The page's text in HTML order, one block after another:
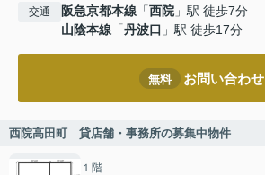
交通 阪急京都本線 「西院 」駅 徒歩7分
山陰本線 「丹波口 」駅 徒歩17分
無料 お問い合わせ
西院高田町 貸店舗・事務所の募集中物件
１階